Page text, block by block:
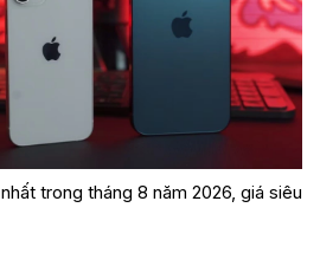
trong tháng 8 năm 2026, giá siêu